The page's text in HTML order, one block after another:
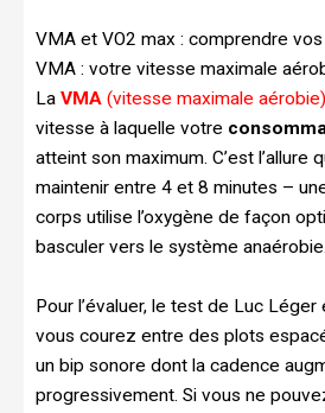
VMA et VO2 max : comprendre
VMA : votre vitesse maximale
La VMA (vitesse maximale aérobie)
vitesse à laquelle votre
atteint son maximum. C’est l’allure
maintenir entre 4 et 8 minutes –
corps utilise l’oxygène de façon
basculer vers le système anaérobie.
Pour l’évaluer, le test de Luc
vous courez entre des plots
un bip sonore dont la cadence
progressivement. Si vous ne